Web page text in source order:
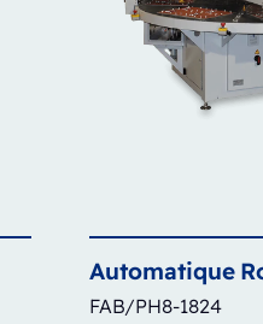
Automatique
FAB/PH8-1824